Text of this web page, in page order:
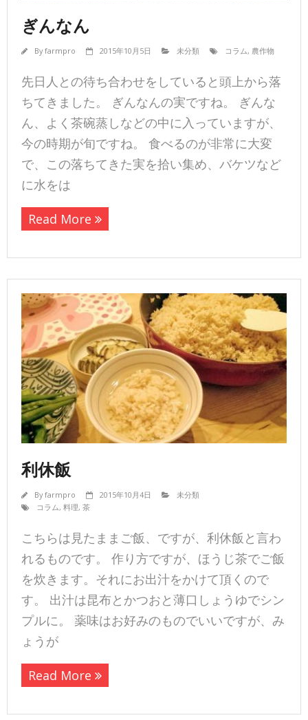
ぎんなん
Byfarmpro 2015年10月5日 未分類 コラム, 農作物
先日人との待ち合わせをしていると頭上から落
ちてきました。 ぎんなんの実ですね。 ぎんな
ん、よく茶碗蒸しなどの中に入っていますが、
今の時期が旬ですね。 食べるのが非常に大変
で、この落ちてきた実を拾い集め、バケツなど
に水をは
Read More
利休飯
Byfarmpro 2015年10月4日
未分類
コラム, 料理, 茶
こちらは見たままご飯、ですが、利休飯と言わ
れるものです。 作り方ですが、ほうじ茶でご飯
を炊きます。それにお出汁をかけて頂くので
す。 出汁は昆布とかつおと薄口しょうゆでシン
プルに。 薬味はお好みのものでいいですが、み
ょうが
Read More